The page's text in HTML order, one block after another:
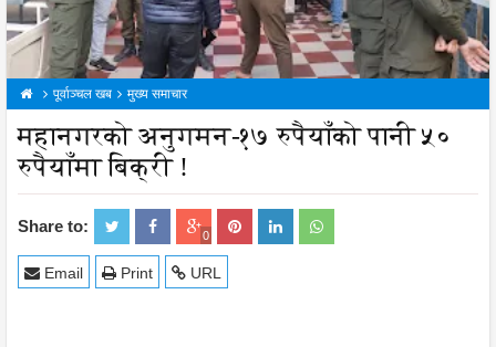
पूर्वाञ्चल खब मुख्य समाचार
महानगरको अनुगमन-१७ रुपैयाँको पानी ५०
रुपैयाँमा बिक्री !
Share to: 0
URL
Print
Email